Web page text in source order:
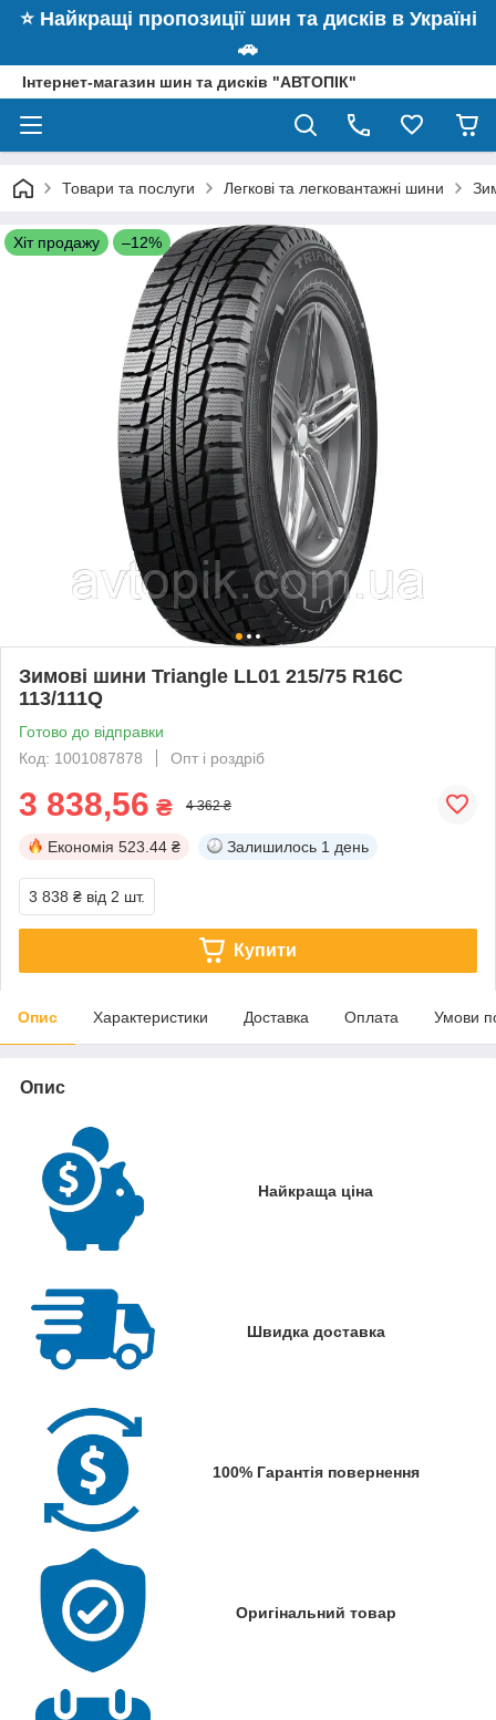
⭐️ Найкращі пропозиції шин та дисків в Україні
🚗
Інтернет-магазин шин та дисків "АВТОПІК"
Товари та послуги Легкові та легковантажні шини
Хіт продажу –12%
Зимові шини Triangle LL01 215/75 R16C
113/111Q
Готово до відправки
Код: 1001087878
Опт і роздріб
3 838,56 ₴ 4 362 ₴
Економія 523.44 ₴ Залишилось 1 день
3 838 ₴ від 2 шт.
Купити
Опис Характеристики Доставка Оплата Умови
Опис
Найкраща ціна
Швидка доставка
100% Гарантія повернення
Оригінальний товар